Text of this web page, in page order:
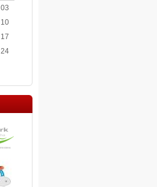
03
10
17
24